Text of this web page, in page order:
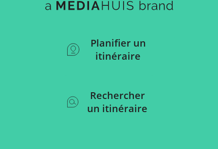
Planifier un
itinéraire
Rechercher
un itinéraire